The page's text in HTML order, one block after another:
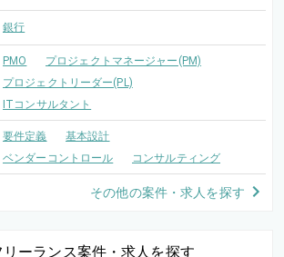
銀行
PMO
プロジェクトマネージャー(PM)
プロジェクトリーダー(PL)
ITコンサルタント
要件定義
基本設計
ベンダーコントロール
コンサルティング
その他の案件・求人を探す
リーランス案件・求人を探す